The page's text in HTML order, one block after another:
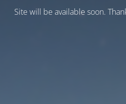
Site will be available soon.